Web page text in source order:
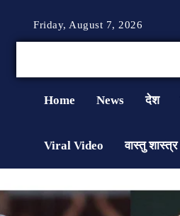
Friday, August 7, 2026
Home News देश
Viral Video वास्तु शास्त्र